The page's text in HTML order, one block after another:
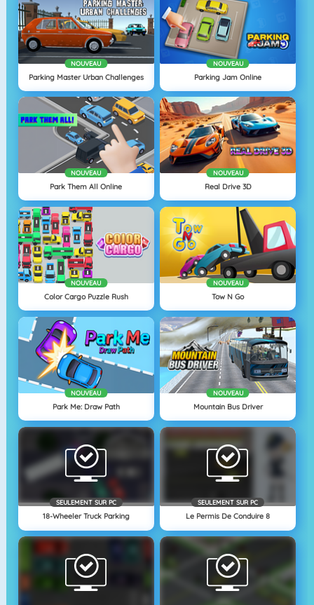
NOUVEAU
Parking Master Urban Challenges
NOUVEAU
Parking Jam Online
NOUVEAU
Park Them All Online
NOUVEAU
Real Drive 3D
NOUVEAU
Color Cargo Puzzle Rush
NOUVEAU
Tow N Go
NOUVEAU
Park Me: Draw Path
NOUVEAU
Mountain Bus Driver
SEULEMENT SUR PC
18-Wheeler Truck Parking
SEULEMENT SUR PC
Le Permis De Conduire 8